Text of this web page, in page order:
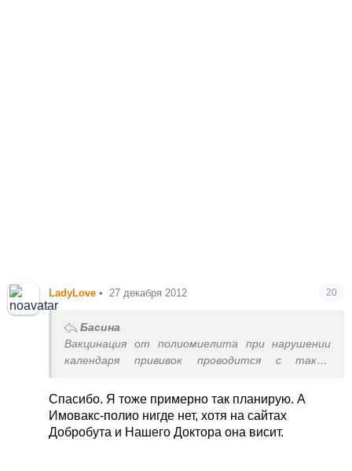
LadyLovе • 27 декабря 2012 20
Басина
Вакцинация от полиомиелита при нарушении
календаря прививок проводится с таким
дозы полиовакцины.
Я бы подождала после последней АКДС пару лет
и приступила к ревакцинации, которая должна
быть в 6 лет. Там АКДС+полио и КПК.
Спасибо. Я тоже примерно так планирую. А
Имовакс-полио нигде нет, хотя на сайтах
Добробута и Нашего Доктора она висит.